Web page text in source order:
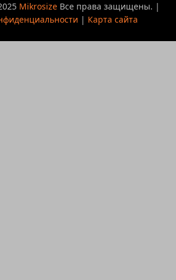
Mikrosize Все права защищены. |
| Карта сайта